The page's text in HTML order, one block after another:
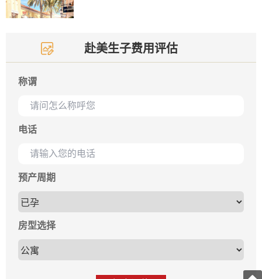
赴美生子费用评估
称谓
电话
预产周期
房型选择